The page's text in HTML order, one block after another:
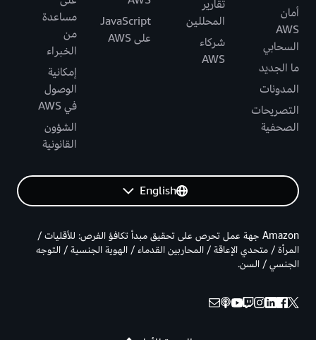
أمان
AWS
السحابي
ما الجديد
المدونات
التصريحات
الصحفية
تقارير
المحللين
شركاء
AWS
JavaScript
على AWS
مساعدة
من
الخبراء
إمكانية
الوصول
في AWS
الشؤون
القانونية
English
Amazon جهة عمل تحرص على تحقيق مبدأ تكافؤ الفرص: للأقليات /
المرأة / متحدي الإعاقة / المحاربين القدماء / الهوية الجنسية / التوجه
الجنسي / السن.